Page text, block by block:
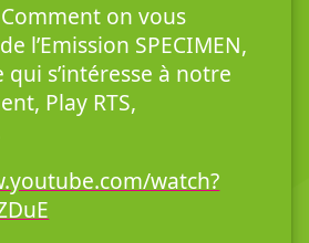
on vous
l’Emission SPECIMEN,
qui s’intéresse à notre
Play RTS,
watch?